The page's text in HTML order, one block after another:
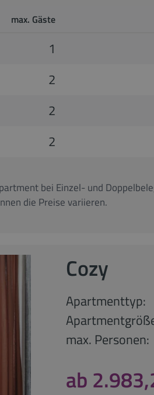
max. Gäste
1
2
2
2
bei Einzel- und
die Preise variieren.
Cozy
Apartmenttyp:
max. Personen:
ab